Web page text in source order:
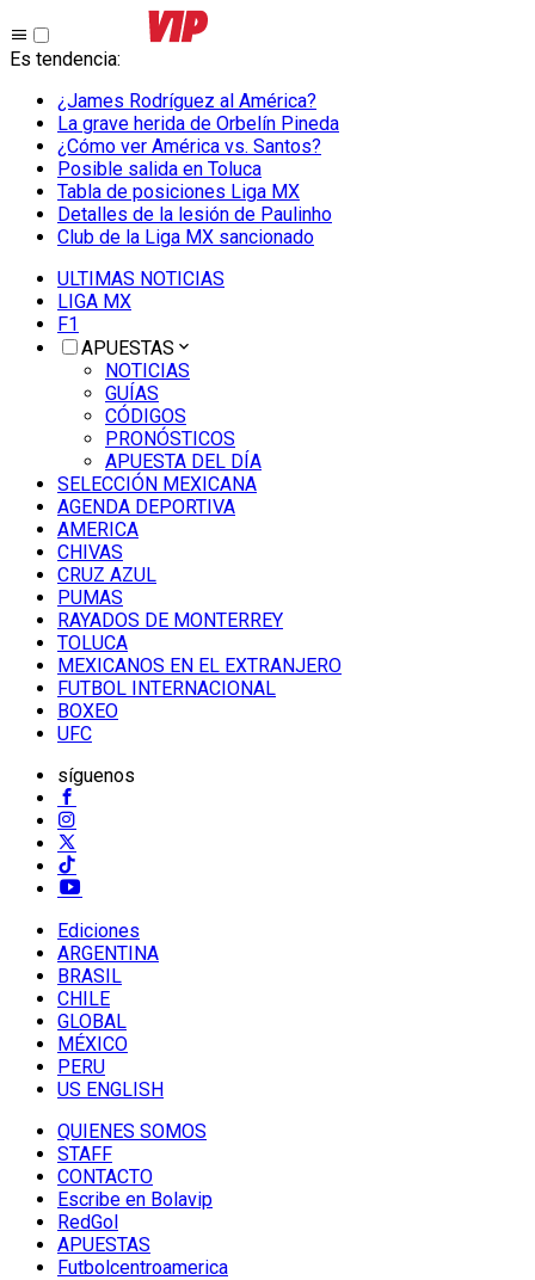
Es tendencia:
¿James Rodríguez al América?
La grave herida de Orbelín Pineda
¿Cómo ver América vs. Santos?
Posible salida en Toluca
Tabla de posiciones Liga MX
Detalles de la lesión de Paulinho
Club de la Liga MX sancionado
ULTIMAS NOTICIAS
LIGA MX
F1
APUESTAS
NOTICIAS
GUÍAS
CÓDIGOS
PRONÓSTICOS
APUESTA DEL DÍA
SELECCIÓN MEXICANA
AGENDA DEPORTIVA
AMERICA
CHIVAS
CRUZ AZUL
PUMAS
RAYADOS DE MONTERREY
TOLUCA
MEXICANOS EN EL EXTRANJERO
FUTBOL INTERNACIONAL
BOXEO
UFC
síguenos
Ediciones
ARGENTINA
BRASIL
CHILE
GLOBAL
MÉXICO
PERU
US ENGLISH
QUIENES SOMOS
STAFF
CONTACTO
Escribe en Bolavip
RedGol
APUESTAS
Futbolcentroamerica